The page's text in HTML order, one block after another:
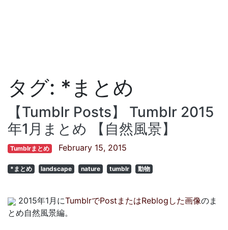
タグ: *まとめ
【Tumblr Posts】 Tumblr 2015
年1月まとめ 【自然風景】
Tumblrまとめ February 15, 2015
*まとめ landscape nature tumblr 動物
2015年1月にTumblrでPostまたはReblogした画像のま
とめ自然風景編。